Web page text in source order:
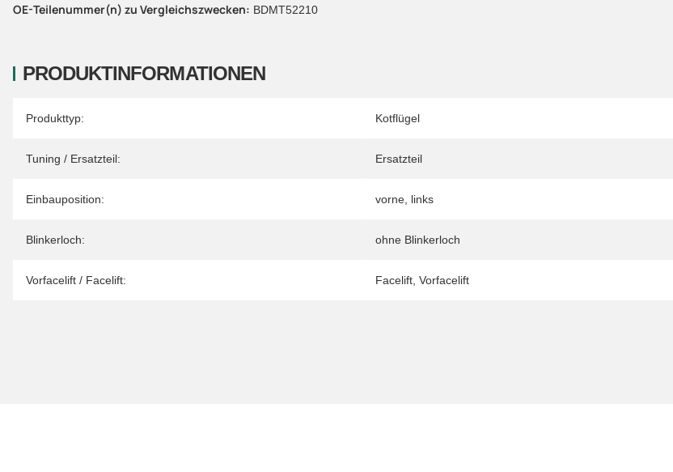
PRODUKTINFORMATIONEN
Produkteigenschaft
Wert
Produkttyp: Kotflügel
Tuning / Ersatzteil: Ersatzteil
Einbauposition: vorne links
Blinkerloch: ohne Blinkerloch
Vorfacelift / Facelift: Facelift Vorfacelift
OE-Teilenummer(n) zu Vergleichszwecken: BDMT52210